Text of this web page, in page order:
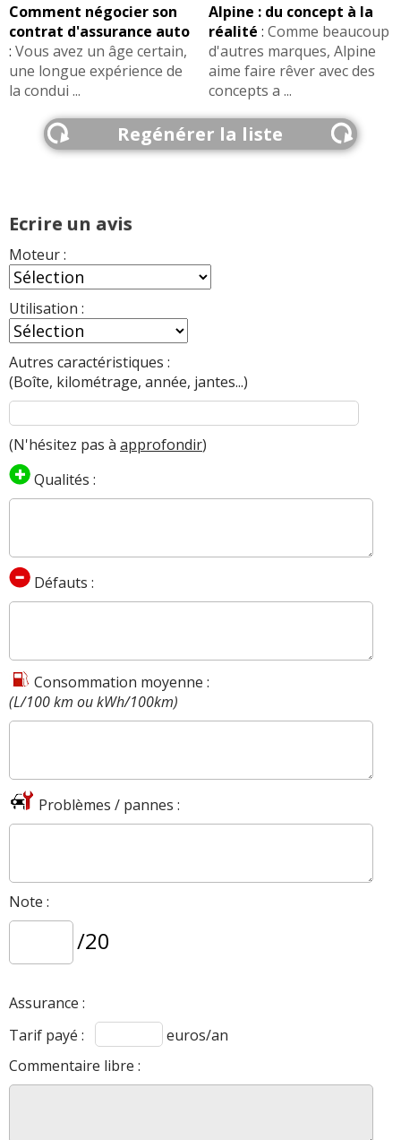
Comment négocier son
contrat d'assurance auto
: Vous avez un âge certain,
une longue expérience de
la condui ...
Alpine : du concept à la
réalité : Comme beaucoup
d'autres marques, Alpine
aime faire rêver avec des
concepts a ...
Regénérer la liste
Ecrire un avis
Moteur :
Utilisation :
Autres caractéristiques :
(Boîte, kilométrage, année, jantes...)
(N'hésitez pas à approfondir)
Qualités :
Défauts :
Consommation moyenne :
(L/100 km ou kWh/100km)
Problèmes / pannes :
Note :
/20
Assurance :
Tarif payé :
euros/an
Commentaire libre :